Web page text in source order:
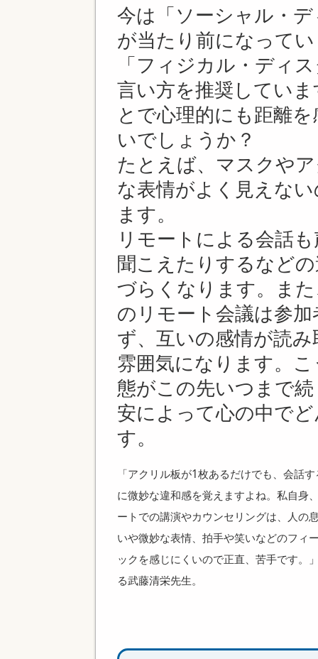
今は「ソーシャル・
が当たり前になって
「フィジカル・ディ
言い方を推奨してい
とで心理的にも距離
いでしょうか？
たとえば、マスクや
な表情がよく見えな
ます。
リモートによる会話
聞こえたりするなど
づらくなります。ま
のリモート会議は参
ず、互いの感情が読
雰囲気になります。
態がこの先いつまで
安によって心の中で
す。
「アクリル板が1枚あるだけでも、会話
に微妙な違和感を覚えますよね。私自身
ートでの講演やカウンセリングは、人の
いや微妙な表情、拍手や笑いなどのフィ
ックを感じにくいので正直、苦手です。
る武藤清栄先生。